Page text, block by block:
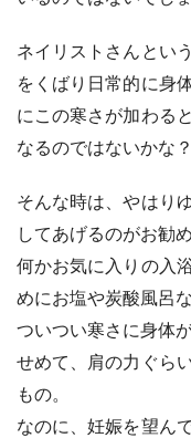
ネイリストさんとい
をくばり日常的に身
にこの寒さが加わる
なるのではないかな
そんな時は、やはり
してあげるのがお勧め
何かお気に入りの入
めにお塩や炭酸風呂
ついつい寒さに身体
せめて、肩の力ぐら
もの。
なのに、妊娠を望ん